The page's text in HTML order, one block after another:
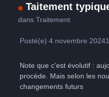
Taitement
dansTraitement
Posté(e)4 novembre 2024
Note que c'est évolutif :
procède. Mais selon les
changements futurs